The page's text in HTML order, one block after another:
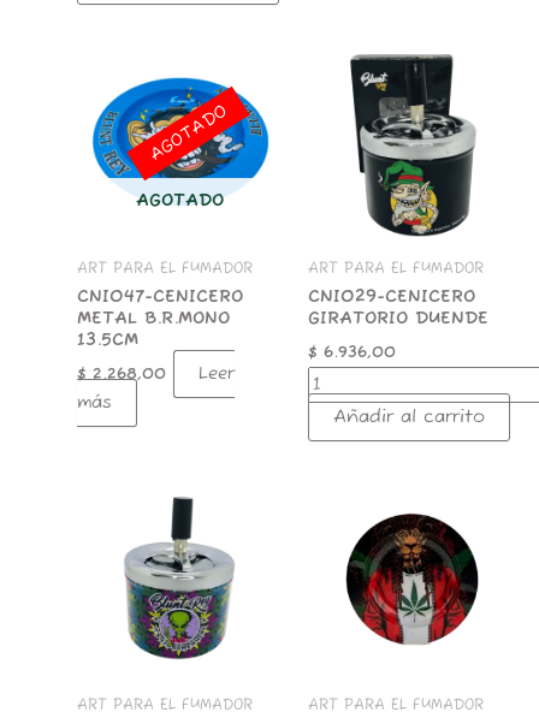
AGOTADO
ART PARA EL FUMADOR
CNI047-CENICERO
METAL B.R.MONO
13.5CM
$2.268,00
Leer
más
AGOTADO
ART PARA EL FUMADOR
CNI029-CENICERO
GIRATORIO DUENDE
$ 6.936,00
CNI029-
CENICERO
GIRATORIO
DUENDE
cantidad
Añadir al carrito
ART PARA EL FUMADOR
cantidad
ART PARA EL FUMADOR
METAL
LEON
cantidad